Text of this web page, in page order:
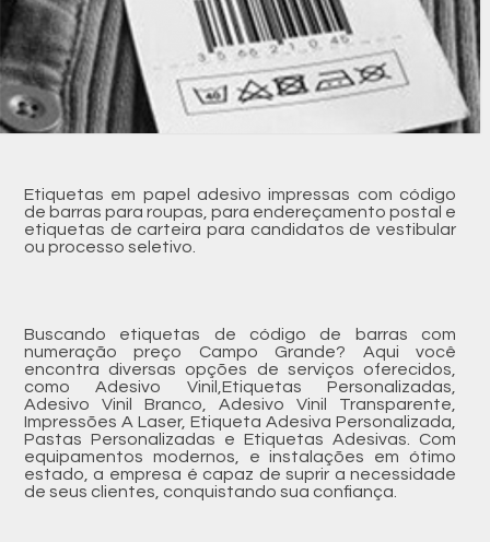
Etiquetas em papel adesivo impressas com código
de barras para roupas, para endereçamento postal e
etiquetas de carteira para candidatos de vestibular
ou processo seletivo.
Buscando etiquetas de código de barras com
numeração preço Campo Grande? Aqui você
encontra diversas opções de serviços oferecidos,
como Adesivo Vinil,Etiquetas Personalizadas,
Adesivo Vinil Branco, Adesivo Vinil Transparente,
Impressões A Laser, Etiqueta Adesiva Personalizada,
Pastas Personalizadas e Etiquetas Adesivas. Com
equipamentos modernos, e instalações em ótimo
estado, a empresa é capaz de suprir a necessidade
de seus clientes, conquistando sua confiança.